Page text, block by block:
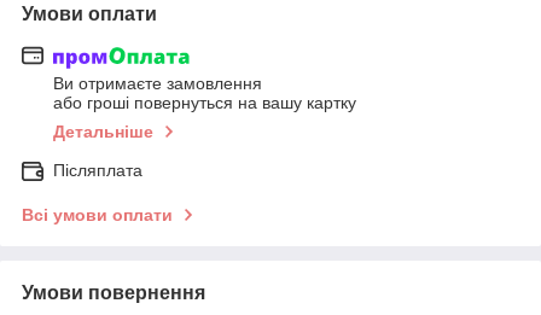
Умови оплати
Ви отримаєте замовлення
або гроші повернуться на вашу картку
Детальніше
Післяплата
Всі умови оплати
Умови повернення